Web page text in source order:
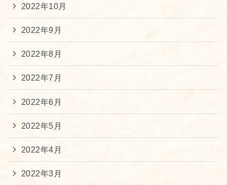
2022年10月
2022年9月
2022年8月
2022年7月
2022年6月
2022年5月
2022年4月
2022年3月